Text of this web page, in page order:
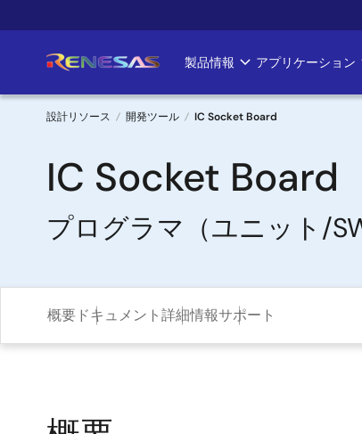
イ
ン
Main
navigation
製品情報 アプリケーション
パ
ン
く
設計リソース 開発ツール IC Socket Board
IC Socket Board
プログラマ（ユニット/
概要 ドキュメント詳細情報サポート